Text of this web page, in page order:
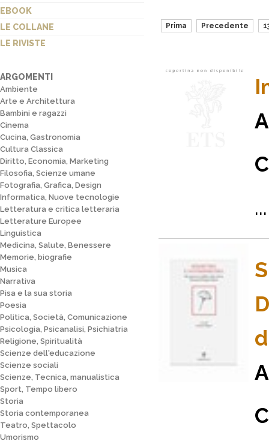
EBOOK
LE COLLANE
LE RIVISTE
ARGOMENTI
Ambiente
Arte e Architettura
Bambini e ragazzi
Cinema
Cucina, Gastronomia
Cultura Classica
Diritto, Economia, Marketing
Filosofia, Scienze umane
Fotografia, Grafica, Design
Informatica, Nuove tecnologie
Letteratura e critica letteraria
Letterature Europee
Linguistica
Medicina, Salute, Benessere
Memorie, biografie
Musica
Narrativa
Pisa e la sua storia
Poesia
Politica, Società, Comunicazione
Psicologia, Psicanalisi, Psichiatria
Religione, Spiritualità
Scienze dell'educazione
Scienze sociali
Scienze, Tecnica, manualistica
Sport, Tempo libero
Storia
Storia contemporanea
Teatro, Spettacolo
Umorismo
Prima Precedente
...